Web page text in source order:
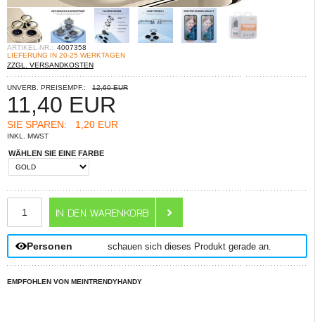
ARTIKEL-NR.: 4007358
LIEFERUNG IN 20-25 WERKTAGEN
ZZGL. VERSANDKOSTEN
UNVERB. PREISEMPF.: 12,60 EUR
11,40 EUR
SIE SPAREN: 1,20 EUR
INKL. MWST
WÄHLEN SIE EINE FARBE
Personen schauen sich dieses Produkt gerade an.
EMPFOHLEN VON MEINTRENDYHANDY